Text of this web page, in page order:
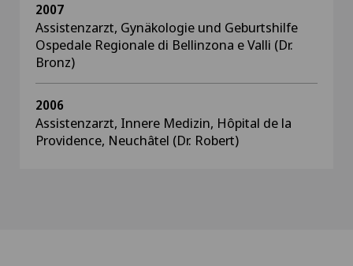
2007
Assistenzarzt, Gynäkologie und Geburtshilfe
Ospedale Regionale di Bellinzona e Valli (Dr.
Bronz)
2006
Assistenzarzt, Innere Medizin, Hôpital de la
Providence, Neuchâtel (Dr. Robert)